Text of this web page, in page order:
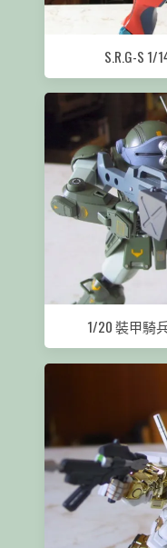
S.R.G-S 1/
1/20 裝甲騎